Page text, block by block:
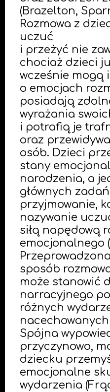
(Brazelton,
Rozmowa z
uczuć
i przeżyć nie
chociaż dzieci
wcześnie mogą
o emocjach
posiadają
wyrażania
i potrafią je
oraz
osób. Dzieci
stany
narodzenia, a
głównych
przyjmowanie,
nazywanie
siłą napędową
emocjonalnego
sposób
może stanowić
narracyjnego
różnych
Spójna
przyczynowo,
dziecku
emocjonalne
wydarzenia